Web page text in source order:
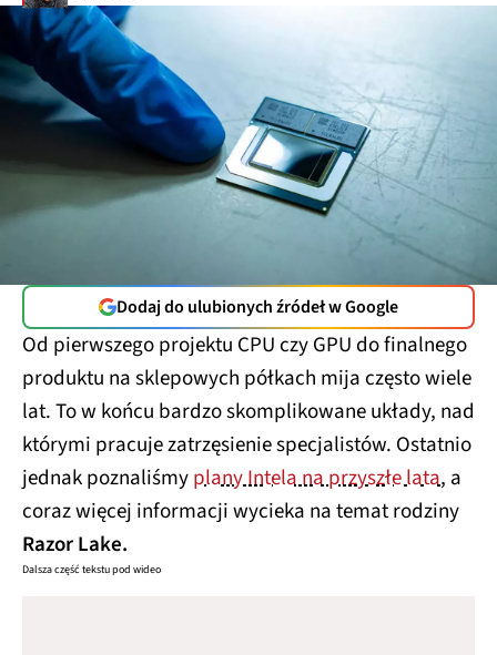
Dodaj do ulubionych źródeł w Google
Od pierwszego projektu CPU czy GPU do finalnego
produktu na sklepowych półkach mija często wiele
lat. To w końcu bardzo skomplikowane układy, nad
którymi pracuje zatrzęsienie specjalistów. Ostatnio
jednak poznaliśmyplany Intela na przyszłe lata, a
coraz więcej informacji wycieka na temat rodziny
Razor Lake.
Dalsza część tekstu pod wideo